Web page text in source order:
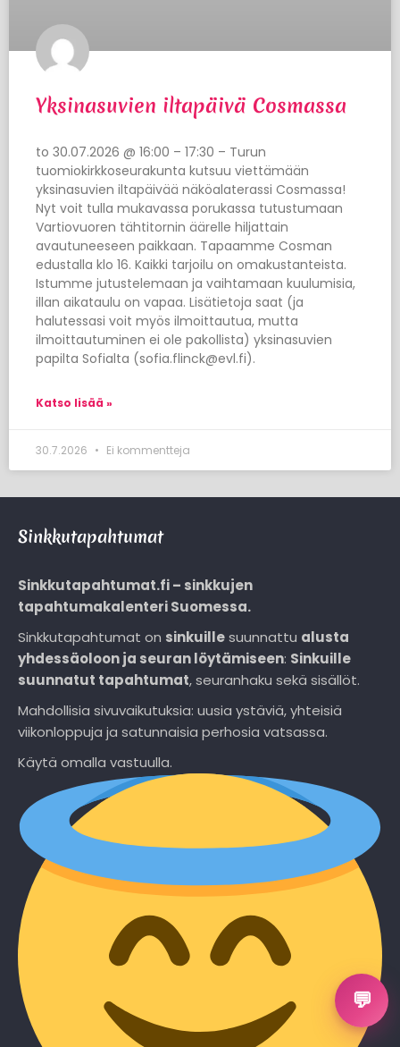
Yksinasuvien iltapäivä Cosmassa
to 30.07.2026 @ 16:00 – 17:30 – Turun
tuomiokirkkoseurakunta kutsuu viettämään
yksinasuvien iltapäivää näköalaterassi Cosmassa!
Nyt voit tulla mukavassa porukassa tutustumaan
Vartiovuoren tähtitornin äärelle hiljattain
avautuneeseen paikkaan. Tapaamme Cosman
edustalla klo 16. Kaikki tarjoilu on omakustanteista.
Istumme jutustelemaan ja vaihtamaan kuulumisia,
illan aikataulu on vapaa. Lisätietoja saat (ja
halutessasi voit myös ilmoittautua, mutta
ilmoittautuminen ei ole pakollista) yksinasuvien
papilta Sofialta (sofia.flinck@evl.fi).
Katso lisää »
30.7.2026 Ei kommentteja
💬
Sinkkutapahtumat
Sinkkutapahtumat.fi – sinkkujen
tapahtumakalenteri Suomessa.
Sinkkutapahtumat on sinkuillesuunnattu alusta
yhdessäoloon ja seuran löytämiseen: Sinkuille
suunnatut tapahtumat, seuranhaku sekä sisällöt.
Mahdollisia sivuvaikutuksia: uusia ystäviä, yhteisiä
viikonloppuja ja satunnaisia perhosia vatsassa.
Käytä omalla vastuulla.